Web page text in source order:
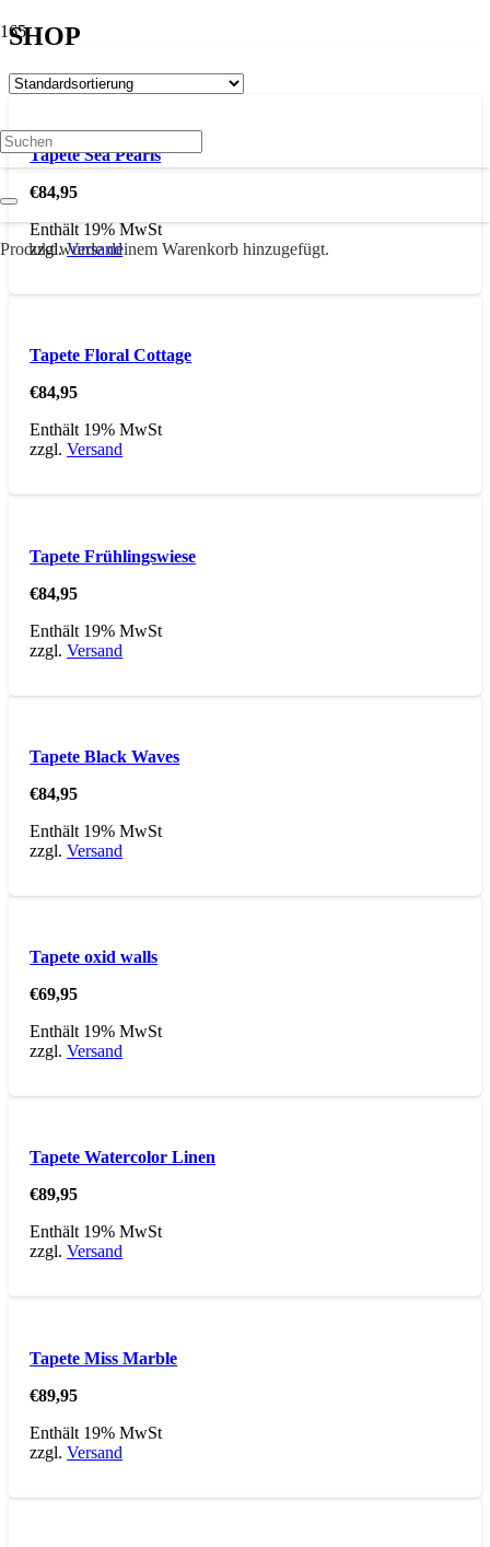
Produktwurde deinem Warenkorb hinzugefügt.
SHOP
Tapete Sea Pearls
€84,95
Enthält 19% MwSt
zzgl.Versand
Tapete Floral Cottage
€84,95
Enthält 19% MwSt
zzgl.Versand
Tapete Frühlingswiese
€84,95
Enthält 19% MwSt
zzgl.Versand
Tapete Black Waves
€84,95
Enthält 19% MwSt
zzgl.Versand
Tapete oxid walls
€69,95
Enthält 19% MwSt
zzgl.Versand
Tapete Watercolor Linen
€89,95
Enthält 19% MwSt
zzgl.Versand
Tapete Miss Marble
€89,95
Enthält 19% MwSt
zzgl.Versand